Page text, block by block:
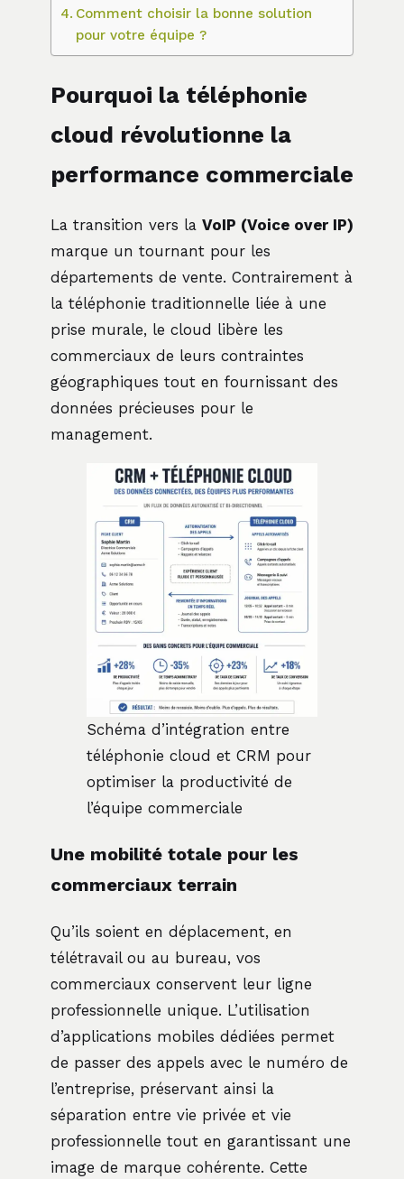
Comment choisir la bonne solution
pour votre équipe ?
Pourquoi la téléphonie
cloud révolutionne la
performance commerciale
La transition vers la VoIP (Voice over IP)
marque un tournant pour les
départements de vente. Contrairement à
la téléphonie traditionnelle liée à une
prise murale, le cloud libère les
commerciaux de leurs contraintes
géographiques tout en fournissant des
données précieuses pour le
management.
Schéma d’intégration entre
téléphonie cloud et CRM pour
optimiser la productivité de
l’équipe commerciale
Une mobilité totale pour les
commerciaux terrain
Qu’ils soient en déplacement, en
télétravail ou au bureau, vos
commerciaux conservent leur ligne
professionnelle unique. L’utilisation
d’applications mobiles dédiées permet
de passer des appels avec le numéro de
l’entreprise, préservant ainsi la
séparation entre vie privée et vie
professionnelle tout en garantissant une
image de marque cohérente. Cette